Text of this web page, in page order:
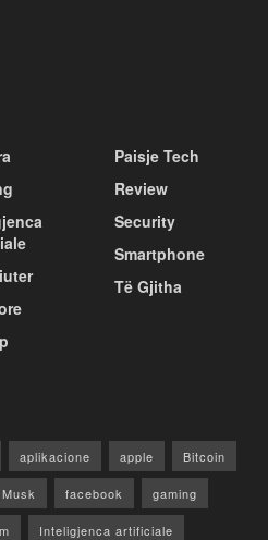
Paisje Tech
Review
Security
Smartphone
Të Gjitha
aplikacione apple Bitcoin
facebook gaming
Inteligjenca artificiale